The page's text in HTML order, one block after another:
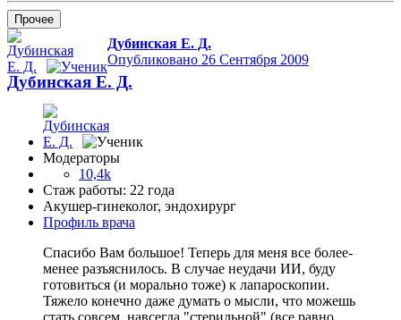
Прочее
Дубинская Е. Д.
Опубликовано 26 Сентября 2009
Дубинская Е. Д.
Модераторы
10,4k
Стаж работы: 22 года
Акушер-гинеколог, эндохирург
Профиль врача
Спасибо Вам большое! Теперь для меня все более-
менее разъяснилось. В случае неудачи ИИ, буду
готовиться (и морально тоже) к лапароскопии.
Тяжело конечно даже думать о мысли, что можешь